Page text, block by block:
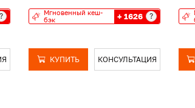
?
Мгновенный кеш-
бэк
+ 1626 ?
КУПИТЬ КОНСУЛЬТАЦИЯ